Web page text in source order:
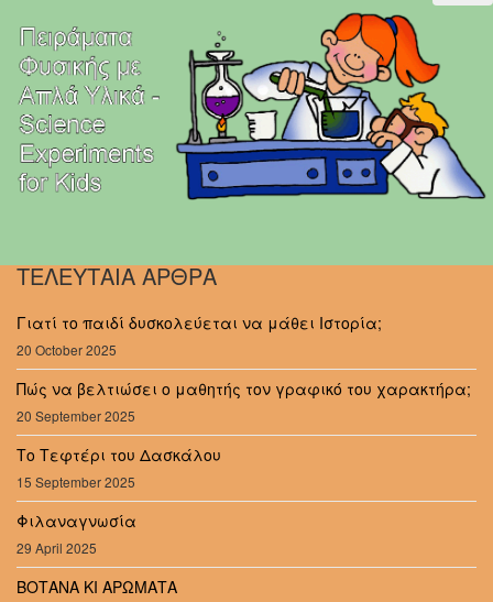
ΤΕΛΕΥΤΑΙΑ ΑΡΘΡΑ
Γιατί το παιδί δυσκολεύεται να μάθει Ιστορία;
20 October 2025
Πώς να βελτιώσει ο μαθητής τον γραφικό του χαρακτήρα;
20 September 2025
Το Τεφτέρι του Δασκάλου
15 September 2025
Φιλαναγνωσία
29 April 2025
ΒΟΤΑΝΑ ΚΙ ΑΡΩΜΑΤΑ